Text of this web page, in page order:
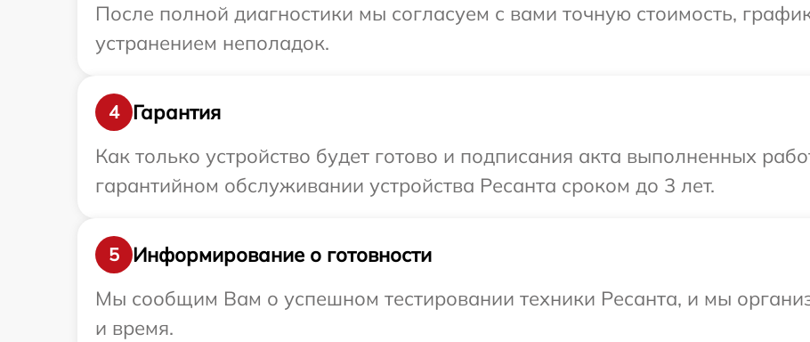
После полной диагностики мы согласуем с вами точную стоимость,
устранением неполадок.
4
Гарантия
Как только устройство будет готово и подписания акта выполненных
гарантийном обслуживании устройства Ресанта сроком до 3 лет.
5
Информирование о готовности
Мы сообщим Вам о успешном тестировании техники Ресанта, и мы
и время.